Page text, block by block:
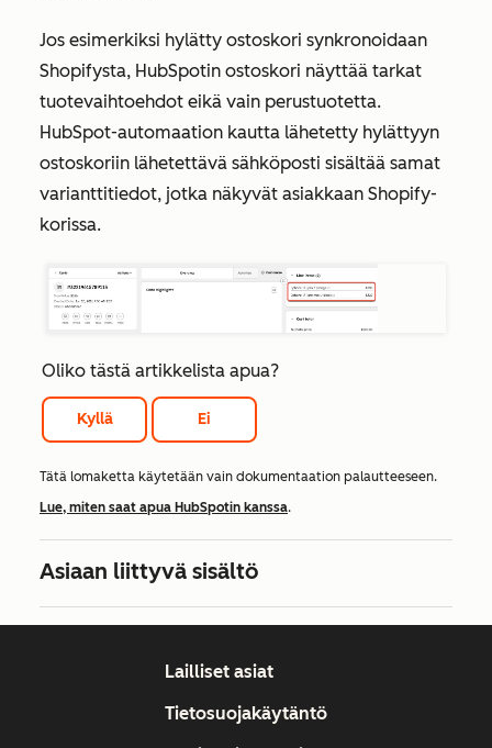
Jos esimerkiksi hylätty ostoskori synkronoidaan
Shopifysta, HubSpotin ostoskori näyttää tarkat
tuotevaihtoehdot eikä vain perustuotetta.
HubSpot-automaation kautta lähetetty hylättyyn
ostoskoriin lähetettävä sähköposti sisältää samat
varianttitiedot, jotka näkyvät asiakkaan Shopify-
korissa.
Oliko tästä artikkelista apua?
Kyllä Ei
Tätä lomaketta käytetään vain dokumentaation palautteeseen.
Lue, miten saat apua HubSpotin kanssa.
Asiaan liittyvä sisältö
Lailliset asiat
Tietosuojakäytäntö